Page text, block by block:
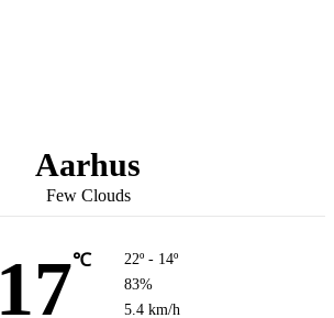
Aarhus
Few Clouds
17℃
22º - 14º
83%
5.4 km/h